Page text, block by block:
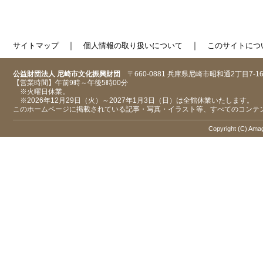
サイトマップ｜ 個人情報の取り扱いについて ｜ このサイトにつ
公益財団法人 尼崎市文化振興財団 〒660-0881 兵庫県尼崎市昭和通2丁目7-16
【営業時間】午前9時～午後5時00分
※火曜日休業。
※2026年12月29日（火）～2027年1月3日（日）は全館休業いたします。
このホームページに掲載されている記事・写真・イラスト等、すべてのコン
Copyright (C)